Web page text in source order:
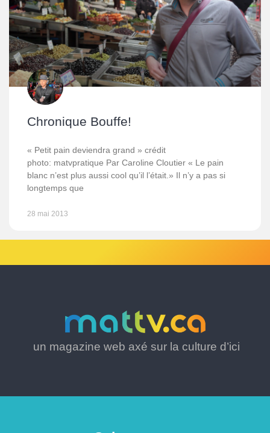
Chronique Bouffe!
« Petit pain deviendra grand » crédit
photo: matvpratique Par Caroline Cloutier « Le pain
blanc n’est plus aussi cool qu’il l’était.» Il n’y a pas si
longtemps que
28 mai 2013
un magazine web axé sur la culture d’ici